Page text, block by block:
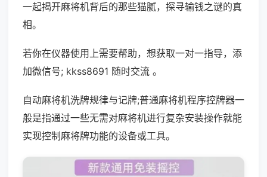
一起揭开麻将机背后的那些猫腻，探寻输钱之谜的真
相。
若你在仪器使用上需要帮助，想获取一对一指导，添
加微信号; kkss8691 随时交流 。
自动麻将机洗牌规律与记牌;普通麻将机程序控牌器一
般是指通过一些无需对麻将机进行复杂安装操作就能
实现控制麻将牌功能的设备或工具。